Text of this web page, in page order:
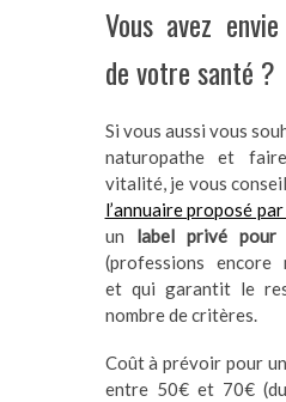
Vous avez
de votre santé ?
Si vous aussi vous
naturopathe et
vitalité, je vous
l’annuaire proposé par
un label privé pour
(professions encore
et qui garantit le
nombre de critères.
Coût à prévoir pour
entre 50€ et 70€